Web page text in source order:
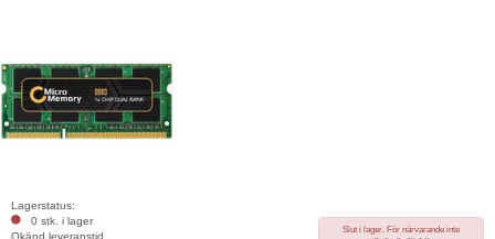
Lagerstatus:
0 stk. i lager
Okänd leveranstid
Slut i lager. För närvarande inte